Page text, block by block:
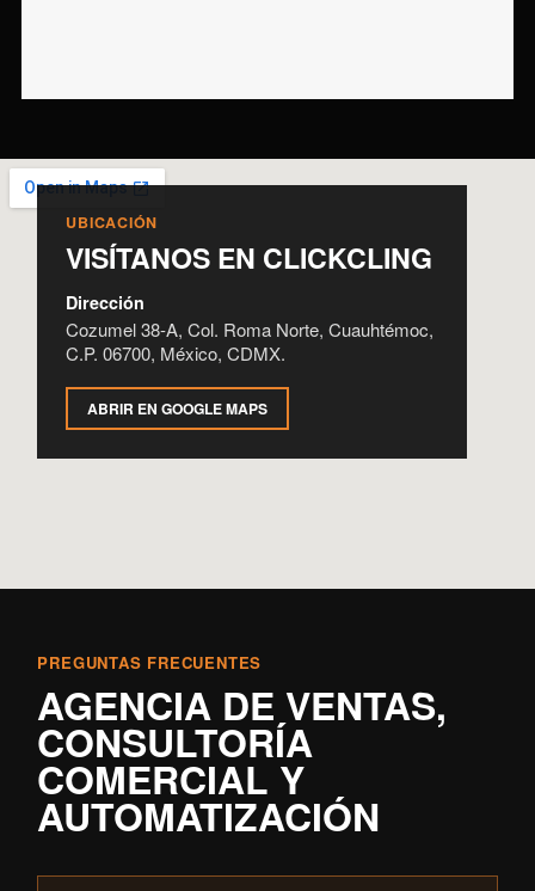
UBICACIÓN
VISÍTANOS EN CLICKCLING
Dirección
Cozumel 38-A, Col. Roma Norte, Cuauhtémoc,
C.P. 06700, México, CDMX.
ABRIR EN GOOGLE MAPS
PREGUNTAS FRECUENTES
AGENCIA DE VENTAS,
CONSULTORÍA
COMERCIAL Y
AUTOMATIZACIÓN